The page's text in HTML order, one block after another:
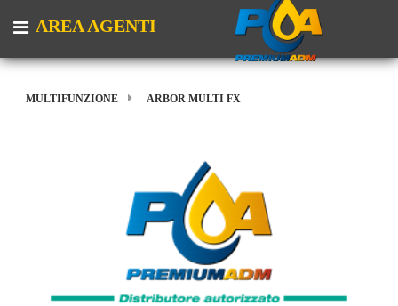
Open menu
AREA AGENTI
MULTIFUNZIONE ARBOR MULTI FX